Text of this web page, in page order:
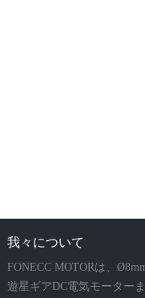
我々について
FONECC MOTORは、
遊星ギアDC電気モーター